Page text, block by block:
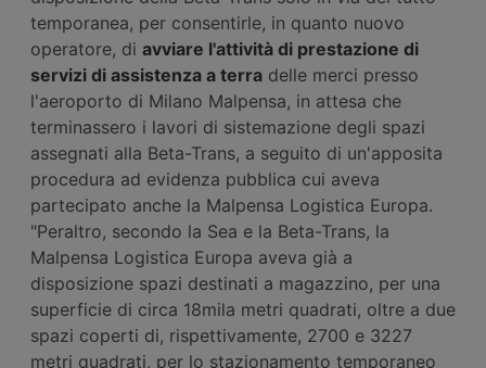
temporanea, per consentirle, in quanto nuovo
operatore, di avviare l'attività di prestazione di
servizi di assistenza a terra delle merci presso
l'aeroporto di Milano Malpensa, in attesa che
terminassero i lavori di sistemazione degli spazi
assegnati alla Beta-Trans, a seguito di un'apposita
procedura ad evidenza pubblica cui aveva
partecipato anche la Malpensa Logistica Europa.
"Peraltro, secondo la Sea e la Beta-Trans, la
Malpensa Logistica Europa aveva già a
disposizione spazi destinati a magazzino, per una
superficie di circa 18mila metri quadrati, oltre a due
spazi coperti di, rispettivamente, 2700 e 3227
metri quadrati, per lo stazionamento temporaneo